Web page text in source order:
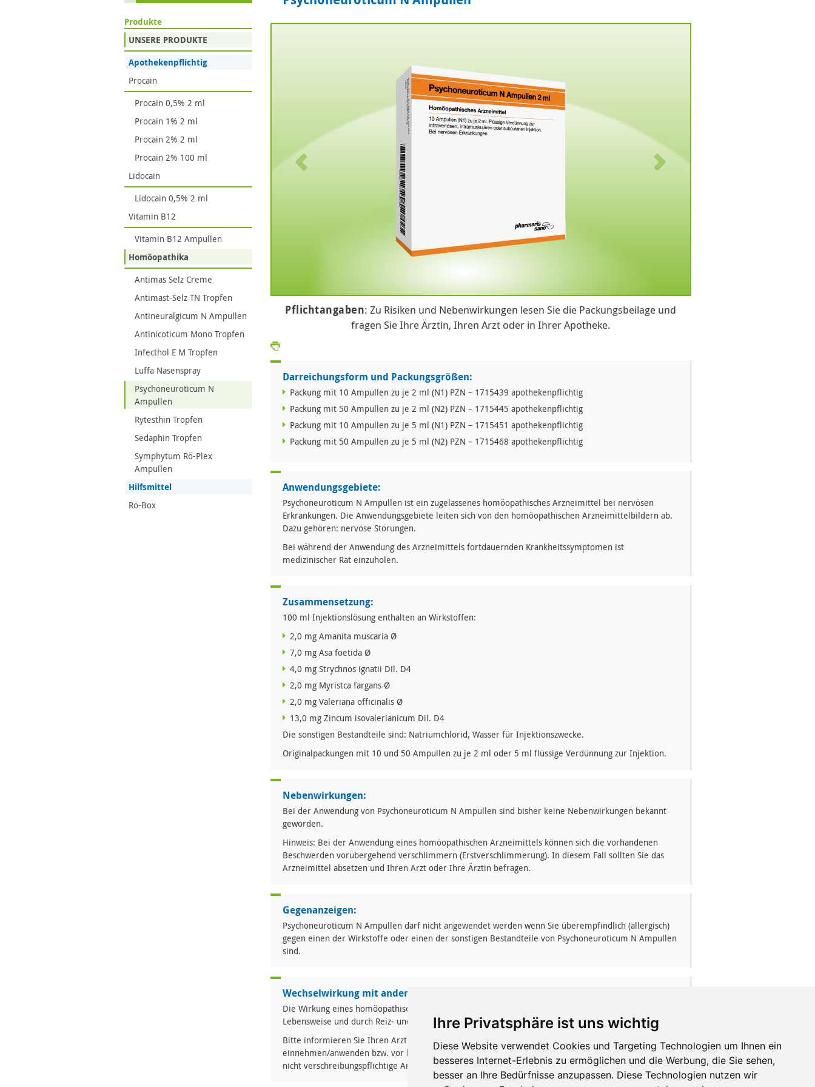
Ihre Privatsphäre ist uns wichtig
Diese Website verwendet Cookies und Targeting Technologien um Ihnen ein
besseres Internet-Erlebnis zu ermöglichen und die Werbung, die Sie sehen,
besser an Ihre Bedürfnisse anzupassen. Diese Technologien nutzen wir
Pflichtangaben: Zu Risiken und Nebenwirkungen lesen Sie die Packungsbeilage und
fragen Sie Ihre Ärztin, Ihren Arzt oder in Ihrer Apotheke.
Darreichungsform und Packungsgrößen:
Packung mit 10 Ampullen zu je 2 ml (N1) PZN – 1715439 apothekenpflichtig
Packung mit 50 Ampullen zu je 2 ml (N2) PZN – 1715445 apothekenpflichtig
Packung mit 10 Ampullen zu je 5 ml (N1) PZN – 1715451 apothekenpflichtig
Packung mit 50 Ampullen zu je 5 ml (N2) PZN – 1715468 apothekenpflichtig
Anwendungsgebiete:
Psychoneuroticum N Ampullen ist ein zugelassenes homöopathisches Arzneimittel bei nervösen
Erkrankungen. Die Anwendungsgebiete leiten sich von den homöopathischen Arzneimittelbildern ab.
Dazu gehören: nervöse Störungen.
Bei während der Anwendung des Arzneimittels fortdauernden Krankheitssymptomen ist
medizinischer Rat einzuholen.
Zusammensetzung:
100 ml Injektionslösung enthalten an Wirkstoffen:
2,0 mg Amanita muscaria Ø
7,0 mg Asa foetida Ø
4,0 mg Strychnos ignatii Dil. D4
2,0 mg Myristca fargans Ø
2,0 mg Valeriana officinalis Ø
13,0 mg Zincum isovalerianicum Dil. D4
Die sonstigen Bestandteile sind: Natriumchlorid, Wasser für Injektionszwecke.
Originalpackungen mit 10 und 50 Ampullen zu je 2 ml oder 5 ml flüssige Verdünnung zur Injektion.
Nebenwirkungen:
Bei der Anwendung von Psychoneuroticum N Ampullen sind bisher keine Nebenwirkungen bekannt
geworden.
Hinweis: Bei der Anwendung eines homöopathischen Arzneimittels können sich die vorhandenen
Beschwerden vorübergehend verschlimmern (Erstverschlimmerung). In diesem Fall sollten Sie das
Arzneimittel absetzen und Ihren Arzt oder Ihre Ärztin befragen.
Gegenanzeigen:
Psychoneuroticum N Ampullen darf nicht angewendet werden wenn Sie überempfindlich (allergisch)
gegen einen der Wirkstoffe oder einen der sonstigen Bestandteile von Psychoneuroticum N Ampullen
sind.
Wechselwirkung mit anderen Mitteln:
Die Wirkung eines homöopathischen Arzneimittels kann durch allgemein schädigende Faktoren in der
Lebensweise und durch Reiz- und Genussmittel ungünstig beeinflusst werden.
Bitte informieren Sie Ihren Arzt oder Heilpraktiker, wenn Sie andere Arzneimittel
einnehmen/anwenden bzw. vor kurzem eingenommen/angewendet haben, auch wenn es sich um
nicht verschreibungspflichtige Arzneimittel handelt.
Produkte
UNSERE PRODUKTE
Apothekenpflichtig
Procain
Procain 0,5% 2 ml
Procain 1% 2 ml
Procain 2% 2 ml
Procain 2% 100 ml
Lidocain
Lidocain 0,5% 2 ml
Vitamin B12
Vitamin B12 Ampullen
Homöopathika
Antimas Selz Creme
Antimast-Selz TN Tropfen
Antineuralgicum N Ampullen
Antinicoticum Mono Tropfen
Infecthol E M Tropfen
Luffa Nasenspray
Psychoneuroticum N
Ampullen
Rytesthin Tropfen
Sedaphin Tropfen
Symphytum Rö-Plex
Ampullen
Hilfsmittel
Rö-Box